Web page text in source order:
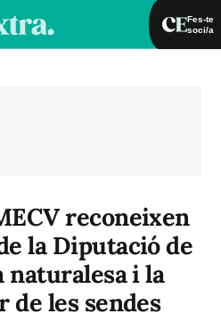
Fes-te
soci/a
reconeixen
la Diputació de
naturalesa i la
de les sendes